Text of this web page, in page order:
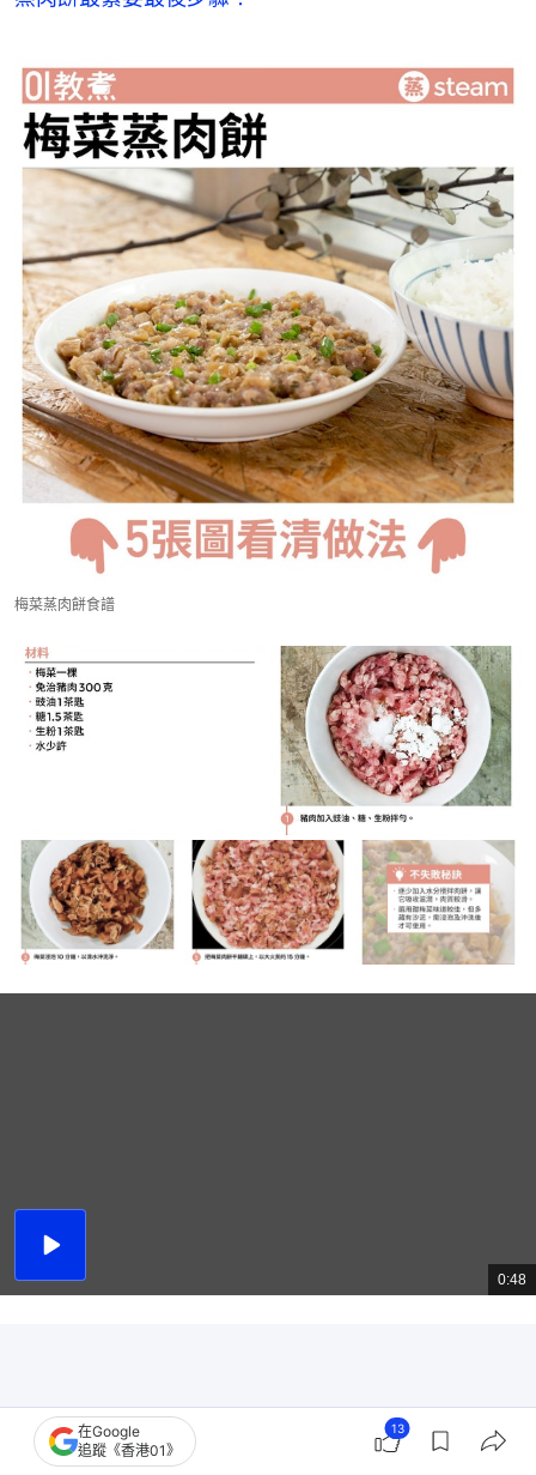
梅菜蒸肉餅食譜
播
總
共
0:48
在Google
追蹤《香港01》
13